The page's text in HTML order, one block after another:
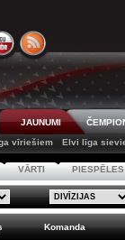
JAUNUMI
vīriešiem
Elvi līga
VĀRTI PIESPĒLES
Komanda